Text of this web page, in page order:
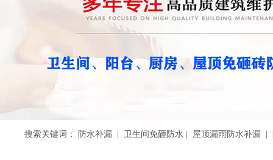
搜索关键词： 防水补漏 | 卫生间免砸防水 | 屋顶漏雨防水补漏